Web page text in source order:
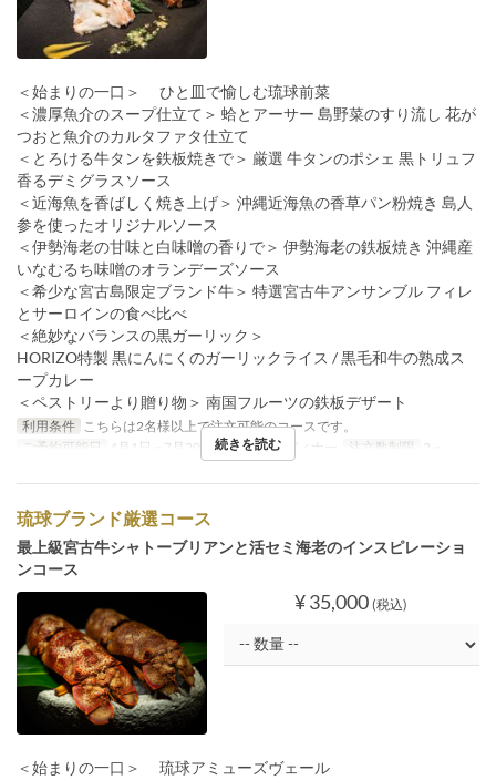
＜始まりの一口＞ ひと皿で愉しむ琉球前菜
＜濃厚魚介のスープ仕立て＞ 蛤とアーサー 島野菜のすり流し 花が
つおと魚介のカルタファタ仕立て
＜とろける牛タンを鉄板焼きで＞ 厳選 牛タンのポシェ 黒トリュフ
香るデミグラスソース
＜近海魚を香ばしく焼き上げ＞ 沖縄近海魚の香草パン粉焼き 島人
参を使ったオリジナルソース
＜伊勢海老の甘味と白味噌の香りで＞ 伊勢海老の鉄板焼き 沖縄産
いなむるち味噌のオランデーズソース
＜希少な宮古島限定ブランド牛＞ 特選宮古牛アンサンブル フィレ
とサーロインの食べ比べ
＜絶妙なバランスの黒ガーリック＞
HORIZO特製 黒にんにくのガーリックライス / 黒毛和牛の熟成ス
ープカレー
＜ペストリーより贈り物＞ 南国フルーツの鉄板デザート
利用条件 こちらは2名様以上で注文可能のコースです。
ご予約可能日
4月1日 ~ 7月20日 食事時間 注文数制限 2 ~
続きを読む
琉球ブランド厳選コース
最上級宮古牛シャトーブリアンと活セミ海老のインスピレーショ
ンコース
¥ 35,000 (税込)
＜始まりの一口＞ 琉球アミューズヴェール